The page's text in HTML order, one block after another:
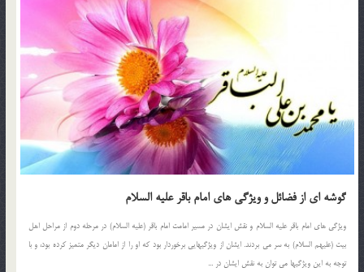
گوشه ای از فضائل و ویژگی های امام باقر علیه السلام
ویژگی های امام باقر علیه السلام و نقش ایشان در مسیر امامت امام باقر (علیه السلام) در مرحله دوم از مراحل اهل
بیت (علیهم السلام) به سر می بردند. ایشان از ویژگیهایی برخوردار بود که او را از امامان دیگر متمیز کرده بود، و با
توجه به این ویژگیها می توان به نقش ایشان در ...